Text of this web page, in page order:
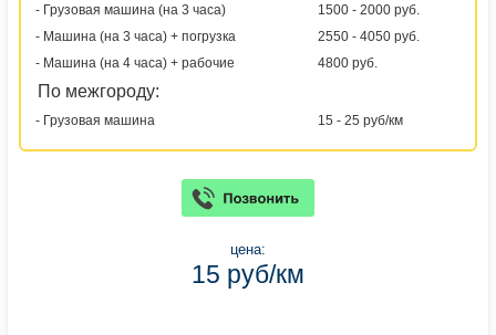
- Грузовая машина (на 3 часа)
1500 - 2000 руб.
- Машина (на 3 часа) + погрузка
2550 - 4050 руб.
- Машина (на 4 часа) + рабочие
4800 руб.
По межгороду:
- Грузовая машина 15 - 25 руб/км
цена:
15 руб/км